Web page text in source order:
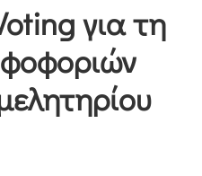
για τη